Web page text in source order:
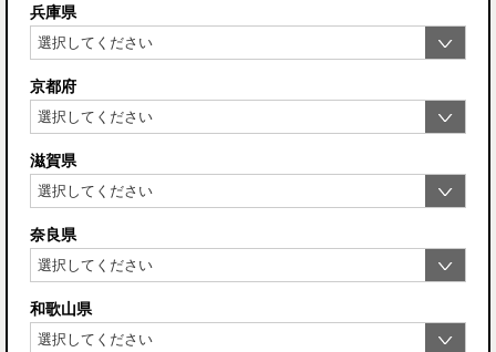
兵庫県
京都府
滋賀県
奈良県
和歌山県